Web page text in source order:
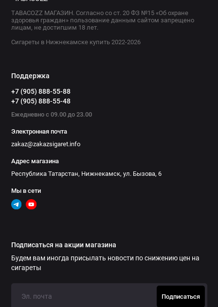
TABACOZZ МАГАЗИН. Согласно со ст. 20 ФЗ №15 «Об охране
здоровья граждан» пользование данным сайтом запрещено
лицам, не достигшим 18 лет.
Сигареты в Нижнекамске купить 2022-2026
Поддержка
+7 (905) 888-55-88
+7 (905) 888-55-48
Ежедневно с 09.00 до 23.00
Электронная почта
zakaz@zakazsigaret.info
Адрес магазина
Республика Татарстан, Нижнекамск, ул. Бызова, 6
Мы в сети
Подписаться на акции магазина
Будем вам иногда присылать новости по снижению цен на
сигареты
Подписаться